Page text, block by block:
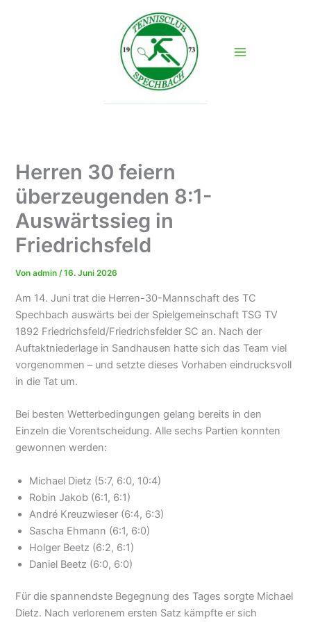
Herren 30 feiern
überzeugenden 8:1-
Auswärtssieg in
Friedrichsfeld
Vonadmin/16. Juni 2026
Am 14. Juni trat die Herren-30-Mannschaft des TC
Spechbach auswärts bei der Spielgemeinschaft TSG TV
1892 Friedrichsfeld/Friedrichsfelder SC an. Nach der
Auftaktniederlage in Sandhausen hatte sich das Team viel
vorgenommen – und setzte dieses Vorhaben eindrucksvoll
in die Tat um.
Bei besten Wetterbedingungen gelang bereits in den
Einzeln die Vorentscheidung. Alle sechs Partien konnten
gewonnen werden:
Michael Dietz (5:7, 6:0, 10:4)
Robin Jakob (6:1, 6:1)
André Kreuzwieser (6:4, 6:3)
Sascha Ehmann (6:1, 6:0)
Holger Beetz (6:2, 6:1)
Daniel Beetz (6:0, 6:0)
Für die spannendste Begegnung des Tages sorgte Michael
Dietz. Nach verlorenem ersten Satz kämpfte er sich